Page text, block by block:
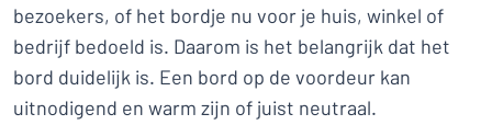
bezoekers, of het bordje nu voor je huis, winkel of
bedrijf bedoeld is. Daarom is het belangrijk dat het
bord duidelijk is. Een bord op de voordeur kan
uitnodigend en warm zijn of juist neutraal.